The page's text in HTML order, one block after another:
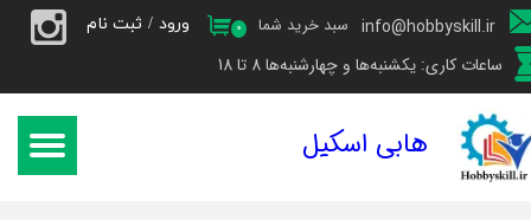
info@hobbyskill.ir
ساعات کاری: یکشنبه‌ها و چهارشنبه‌ها 8 تا 18
۰ سبد خرید شما ورود / ثبت نام
حساب کاربری من
سفارشات
هابی اسکیل